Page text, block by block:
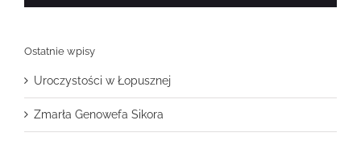
Ostatnie wpisy
Uroczystości w Łopusznej
Zmarła Genowefa Sikora